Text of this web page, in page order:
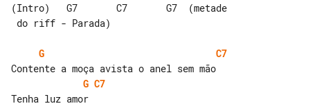
(Intro)   G7       C7       G7  (metade
G
C7
G C7